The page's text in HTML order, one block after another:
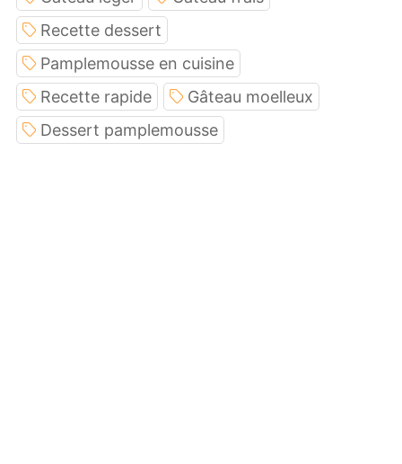
Recette dessert
Pamplemousse en cuisine
Recette rapide
Gâteau moelleux
Dessert pamplemousse